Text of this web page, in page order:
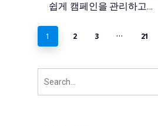
쉽게 캠페인을 관리하고…
1 2 3 … 21